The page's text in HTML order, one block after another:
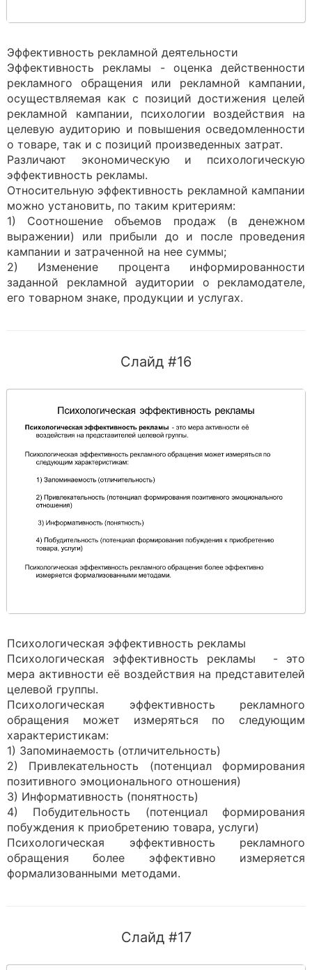
Эффективность рекламной деятельности
Эффективность рекламы - оценка действенности
рекламного обращения или рекламной кампании,
осуществляемая как с позиций достижения целей
рекламной кампании, психологии воздействия на
целевую аудиторию и повышения осведомленности
о товаре, так и с позиций произведенных затрат.
Различают экономическую и психологическую
эффективность рекламы.
Относительную эффективность рекламной кампании
можно установить, по таким критериям:
1) Соотношение объемов продаж (в денежном
выражении) или прибыли до и после проведения
кампании и затраченной на нее суммы;
2) Изменение процента информированности
заданной рек­ламной аудитории о рекламодателе,
его товарном знаке, продукции и услугах.
Слайд #16
Психологическая эффективность рекламы
Психологическая эффективность рекламы - это
мера активности её воздействия на представителей
целевой группы.
Психологическая эффективность рекламного
обращения может измеряться по следующим
характеристикам:
1) Запоминаемость (отличительность)
2) Привлекательность (потенциал формирования
позитивного эмоционального отношения)
3) Информативность (понятность)
4) Побудительность (потенциал формирования
побуждения к приобретению товара, услуги)
Психологическая эффективность рекламного
обращения более эффективно измеряется
формализованными методами.
Слайд #17